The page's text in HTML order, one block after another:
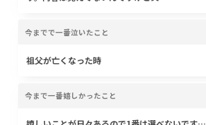
今までで一番泣いたこと
祖父が亡くなった時
今まで一番嬉しかったこと